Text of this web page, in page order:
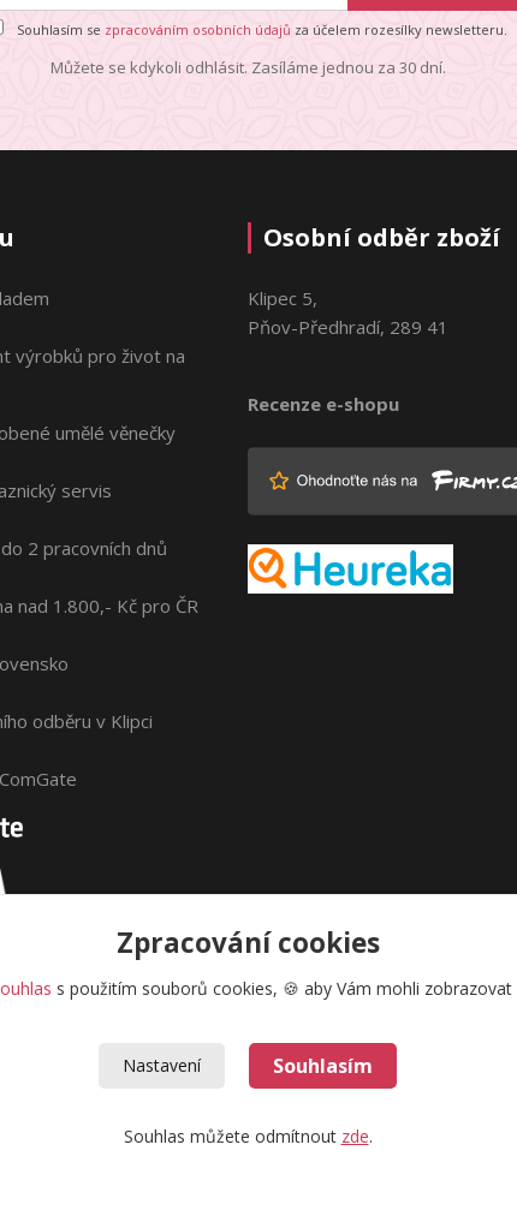
Souhlasím se zpracováním osobních údajů za účelem rozesílky newsletteru.
Můžete se kdykoli odhlásit. Zasíláme jednou za 30 dní.
výrobků pro život na
umělé věnečky
servis
2 pracovních dnů
nad 1.800,- Kč pro ČR
odběru v Klipci
Osobní odběr zboží
Klipec 5,
Pňov-Předhradí, 289 41
Recenze e-shopu
Zpracování cookies
s použitím souborů cookies, 🍪 aby Vám mohli
Nastavení Souhlasím
Souhlas můžete odmítnout zde.